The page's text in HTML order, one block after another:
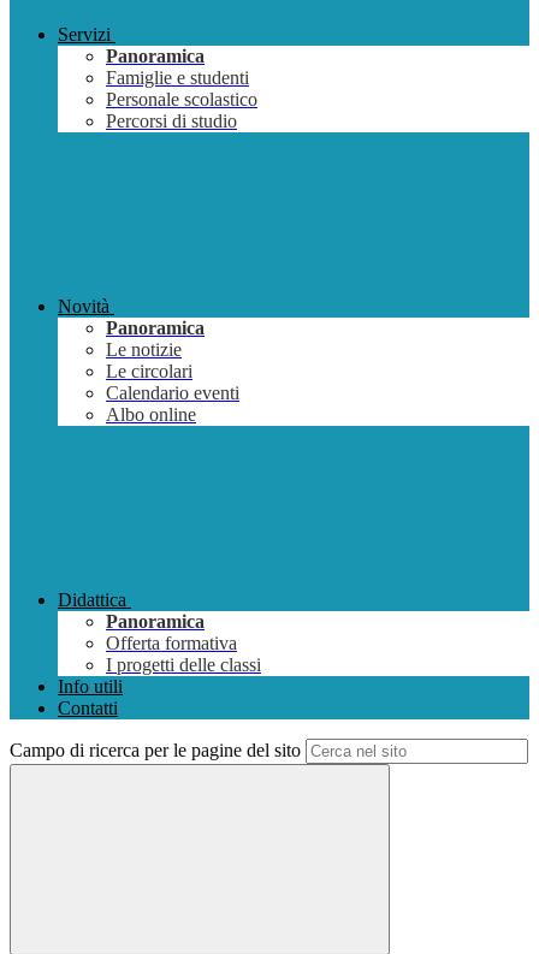
Servizi
Panoramica
Famiglie e studenti
Personale scolastico
Percorsi di studio
Novità
Panoramica
Le notizie
Le circolari
Calendario eventi
Albo online
Didattica
Panoramica
Offerta formativa
I progetti delle classi
Info utili
Contatti
Campo di ricerca per le pagine del sito